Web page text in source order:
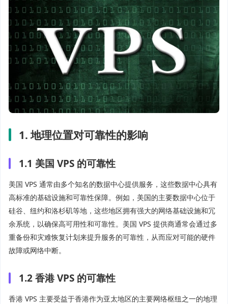
1. 地理位置对可靠性的影响
1.1 美国 VPS 的可靠性
美国 VPS 通常由多个知名的数据中心提供服务，这些数据中心具有
高标准的基础设施和可靠性保障。例如，美国的主要数据中心位于
硅谷、纽约和洛杉矶等地，这些地区拥有强大的网络基础设施和冗
余系统，以确保高可用性和可靠性。美国 VPS 提供商通常会通过多
重备份和灾难恢复计划来提升服务的可靠性，从而应对可能的硬件
故障或网络中断。
1.2 香港 VPS 的可靠性
香港 VPS 主要受益于香港作为亚太地区的主要网络枢纽之一的地理